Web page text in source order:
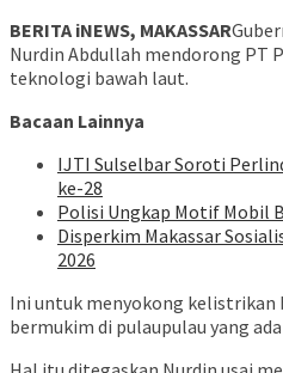
BERITA iNEWS, MAKASSAR
Nurdin Abdullah mendorong PT
teknologi bawah laut.
Bacaan Lainnya
IJTI Sulselbar Soroti
ke-28
Polisi Ungkap Motif Mobil
Disperkim Makassar
2026
Ini untuk menyokong kelistrikan
bermukim di pulaupulau yang